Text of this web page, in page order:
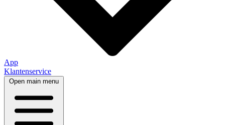
App
Klantenservice
Open main menu